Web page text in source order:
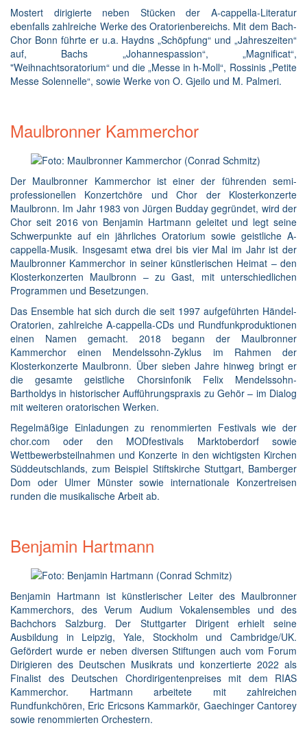
Mostert dirigierte neben Stücken der A-cappella-Literatur
ebenfalls zahlreiche Werke des Oratorienbereichs. Mit dem Bach-
Chor Bonn führte er u.a. Haydns „Schöpfung“ und „Jahreszeiten“
auf, Bachs „Johannespassion“, „Magnificat“,
"Weihnachtsoratorium“ und die „Messe in h-Moll“, Rossinis „Petite
Messe Solennelle“, sowie Werke von O. Gjeilo und M. Palmeri.
Maulbronner Kammerchor
Der Maulbronner Kammerchor ist einer der führenden semi-
professionellen Konzertchöre und Chor der Klosterkonzerte
Maulbronn. Im Jahr 1983 von Jürgen Budday gegründet, wird der
Chor seit 2016 von Benjamin Hartmann geleitet und legt seine
Schwerpunkte auf ein jährliches Oratorium sowie geistliche A-
cappella-Musik. Insgesamt etwa drei bis vier Mal im Jahr ist der
Maulbronner Kammerchor in seiner künstlerischen Heimat – den
Klosterkonzerten Maulbronn – zu Gast, mit unterschiedlichen
Programmen und Besetzungen.
Das Ensemble hat sich durch die seit 1997 aufgeführten Händel-
Oratorien, zahlreiche A-cappella-CDs und Rundfunkproduktionen
einen Namen gemacht. 2018 begann der Maulbronner
Kammerchor einen Mendelssohn-Zyklus im Rahmen der
Klosterkonzerte Maulbronn. Über sieben Jahre hinweg bringt er
die gesamte geistliche Chorsinfonik Felix Mendelssohn-
Bartholdys in historischer Aufführungspraxis zu Gehör – im Dialog
mit weiteren oratorischen Werken.
Regelmäßige Einladungen zu renommierten Festivals wie der
chor.com oder den MODfestivals Marktoberdorf sowie
Wettbewerbsteilnahmen und Konzerte in den wichtigsten Kirchen
Süddeutschlands, zum Beispiel Stiftskirche Stuttgart, Bamberger
Dom oder Ulmer Münster sowie internationale Konzertreisen
runden die musikalische Arbeit ab.
Benjamin Hartmann
Benjamin Hartmann ist künstlerischer Leiter des Maulbronner
Kammerchors, des Verum Audium Vokalensembles und des
Bachchors Salzburg. Der Stuttgarter Dirigent erhielt seine
Ausbildung in Leipzig, Yale, Stockholm und Cambridge/UK.
Gefördert wurde er neben diversen Stiftungen auch vom Forum
Dirigieren des Deutschen Musikrats und konzertierte 2022 als
Finalist des Deutschen Chordirigentenpreises mit dem RIAS
Kammerchor. Hartmann arbeitete mit zahlreichen
Rundfunkchören, Eric Ericsons Kammarkör, Gaechinger Cantorey
sowie renommierten Orchestern.